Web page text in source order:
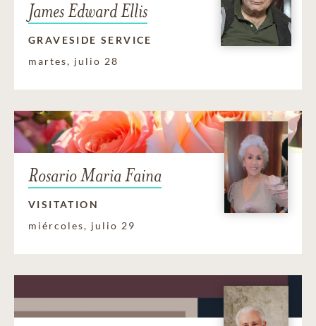
James Edward Ellis
GRAVESIDE SERVICE
martes, julio 28
Rosario Maria Faina
VISITATION
miércoles, julio 29